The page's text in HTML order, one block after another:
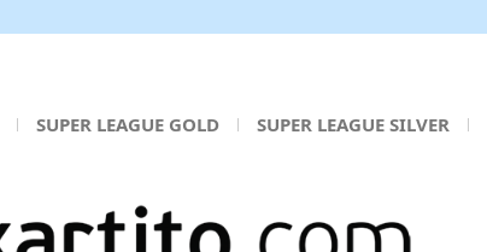
SUPER LEAGUE GOLD SUPER LEAGUE SILVER